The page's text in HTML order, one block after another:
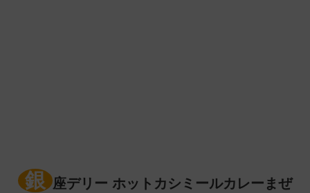
銀 座デリー ホットカシミールカレーまぜ